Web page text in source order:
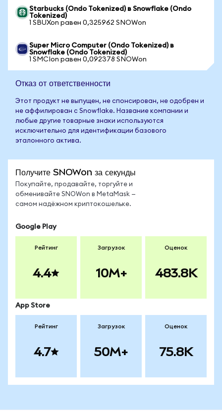
Starbucks (Ondo Tokenized) в Snowflake (Ondo
Tokenized)
1 SBUXon равен 0,325962 SNOWon
Super Micro Computer (Ondo Tokenized) в
Snowflake (Ondo Tokenized)
1 SMCIon равен 0,092378 SNOWon
Отказ от ответственности
Этот продукт не выпущен, не спонсирован, не одобрен и
не аффилирован с Snowflake. Название компании и
любые другие товарные знаки используются
исключительно для идентификации базового
эталонного актива.
Получите SNOWon за секунды
Покупайте, продавайте, торгуйте и
обменивайте SNOWon в MetaMask —
самом надёжном криптокошельке.
Google Play
Рейтинг
4.4
Загрузок
10M+
Оценок
483.8K
App Store
Рейтинг
4.7
Загрузок
50M+
Оценок
75.8K